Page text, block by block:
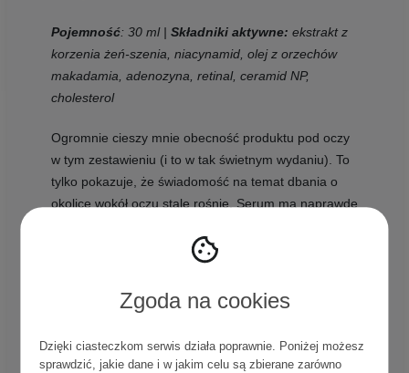
Zgoda na cookies
Dzięki ciasteczkom serwis działa poprawnie. Poniżej możesz
sprawdzić, jakie dane i w jakim celu są zbierane zarówno
Pojemność: 30 ml | Składniki aktywne: ekstrakt z
korzenia żeń-szenia, niacynamid, olej z orzechów
makadamia, adenozyna, retinal, ceramid NP,
cholesterol
Ogromnie cieszy mnie obecność produktu pod oczy
w tym zestawieniu (i to w tak świetnym wydaniu). To
tylko pokazuje, że świadomość na temat dbania o
okolice wokół oczu stale rośnie. Serum ma naprawdę
adenozyna i ceramidy wspólnie działają
antyoksydacyjnie. Lekka i kremowa konsystencja
produktu szybko się wchłania, pozostawiając na
opakowanie z pompką, które ułatwia precyzyjne